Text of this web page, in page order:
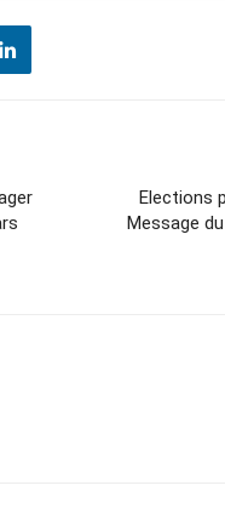
Elections
Message